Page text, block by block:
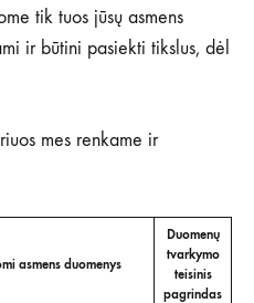
tik tuos jūsų asmens
ir būtini pasiekti tikslus, dėl
mes renkame ir
asmens duomenys
Duomenų
tvarkymo
teisinis
pagrindas